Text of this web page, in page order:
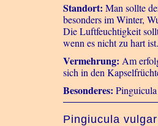
Standort: Man sollte
besonders im Winter,
Die Luftfeuchtigkeit
wenn es nicht zu hart ist.
Vermehrung: Am
sich in den
Besonderes:
Pingiucula